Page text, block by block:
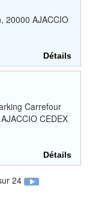
20000 AJACCIO
Détails
Carrefour
CEDEX
Détails
24